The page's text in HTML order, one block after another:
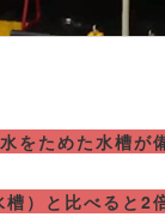
をためた水槽が
）と比べると2